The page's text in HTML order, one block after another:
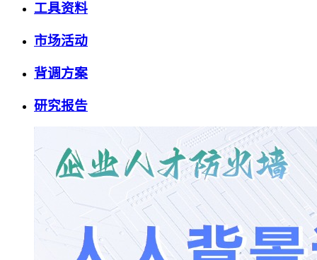
工具资料
市场活动
背调方案
研究报告